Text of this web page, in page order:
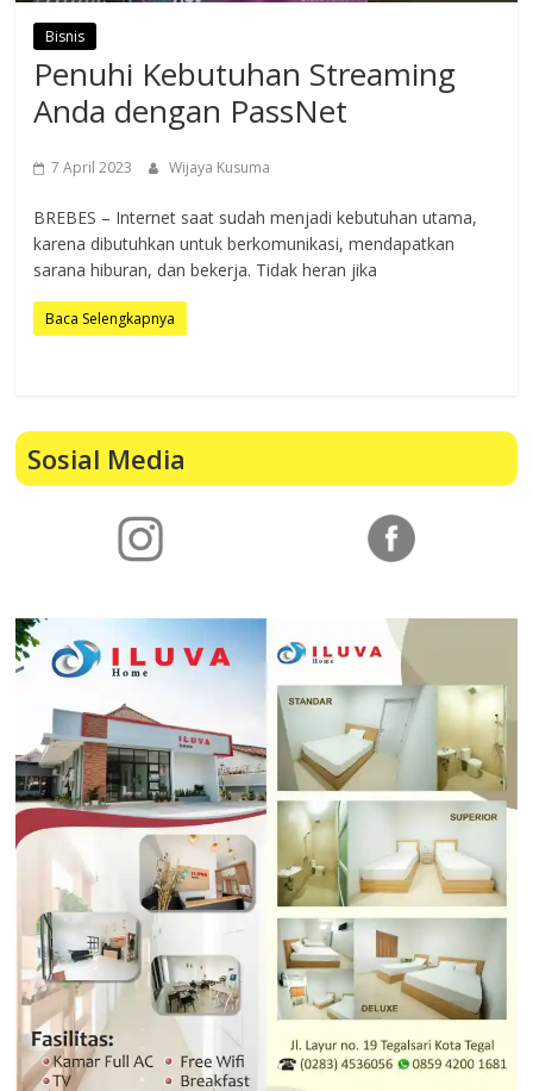
Bisnis
Penuhi Kebutuhan Streaming
Anda dengan PassNet
7 April 2023 Wijaya Kusuma
BREBES – Internet saat sudah menjadi kebutuhan utama,
karena dibutuhkan untuk berkomunikasi, mendapatkan
sarana hiburan, dan bekerja. Tidak heran jika
Baca Selengkapnya
Sosial Media